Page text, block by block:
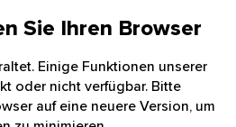
Sie Ihren Browser
Einige Funktionen unserer
oder nicht verfügbar. Bitte
auf eine neuere Version, um